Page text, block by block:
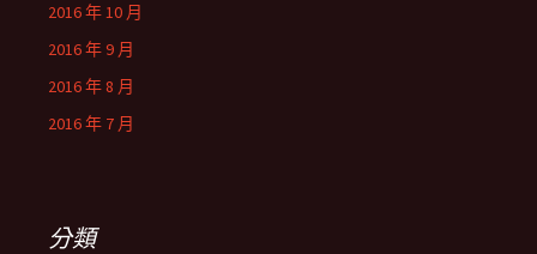
2016 年 10 月
2016 年 9 月
2016 年 8 月
2016 年 7 月
分類